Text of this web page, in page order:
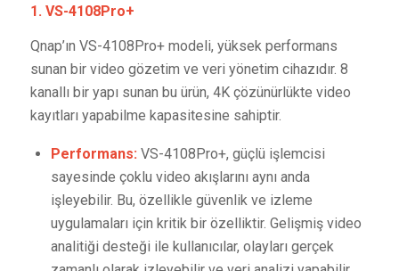
1. VS-4108Pro+
Qnap’ın VS-4108Pro+ modeli, yüksek performans
sunan bir video gözetim ve veri yönetim cihazıdır. 8
kanallı bir yapı sunan bu ürün, 4K çözünürlükte video
kayıtları yapabilme kapasitesine sahiptir.
Performans: VS-4108Pro+, güçlü işlemcisi
sayesinde çoklu video akışlarını aynı anda
işleyebilir. Bu, özellikle güvenlik ve izleme
uygulamaları için kritik bir özelliktir. Gelişmiş video
analitiği desteği ile kullanıcılar, olayları gerçek